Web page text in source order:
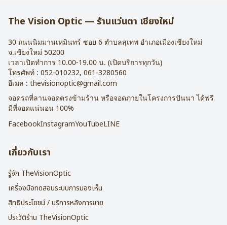
The Vision Optic — ร้านแว่นตา เชียงใหม่
30 ถนนนิมมานเหมินทร์ ซอย 6 ตำบลสุเทพ อำเภอเมืองเชียงใหม่
จ.เชียงใหม่ 50200
เวลาเปิดทำการ 10.00-19.00 น. (เปิดบริการทุกวัน)
โทรศัพท์ : 052-010232, 061-3280560
อีเมล : thevisionoptic@gmail.com
จอดรถที่ลานจอดตรงข้ามร้าน หรือจอดภายในโครงการปันนา ได้ฟรี
มีที่จอดแน่นอน 100%
FacebookInstagramYouTubeLINE
เกี่ยวกับเรา
รู้จัก TheVisionOptic
เครื่องมือทดสอบระบบการมองเห็น
สิทธิประโยชน์ / บริการหลังการขาย
ประวัติร้าน TheVisionOptic